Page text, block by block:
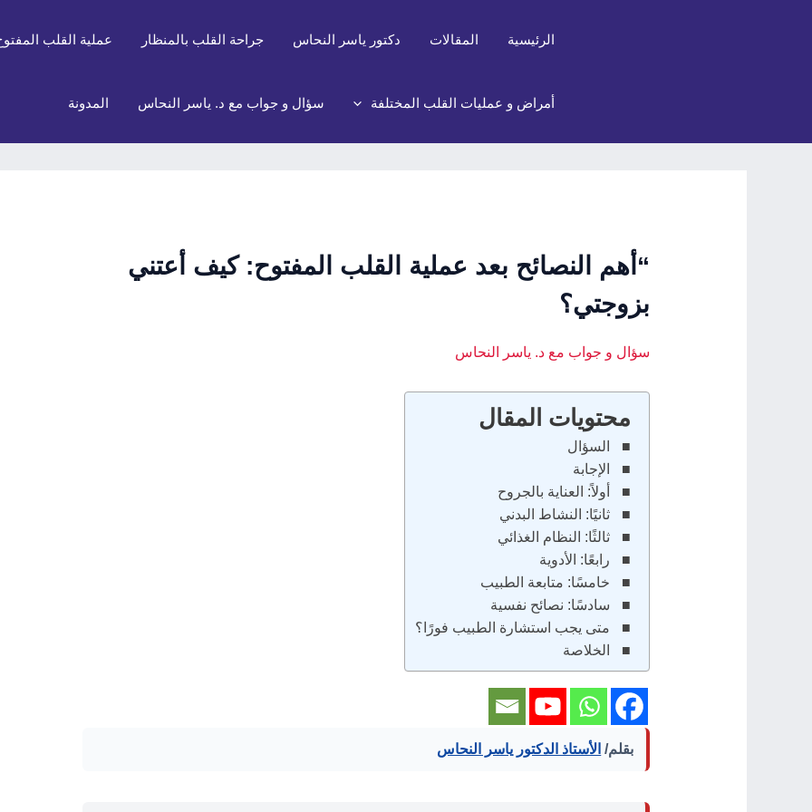
الرئيسية المقالات دكتور ياسر النحاس جراحة القلب بالمنظار عملية القلب
أمراض و عمليات القلب المختلفة سؤال و جواب مع د. ياسر النحاس المدونة
“أهم النصائح بعد عملية القلب المفتوح: كيف أعتني
بزوجتي؟
سؤال و جواب مع د. ياسر النحاس
محتويات المقال
السؤال
الإجابة
أولاً: العناية بالجروح
ثانيًا: النشاط البدني
ثالثًا: النظام الغذائي
رابعًا: الأدوية
خامسًا: متابعة الطبيب
سادسًا: نصائح نفسية
متى يجب استشارة الطبيب فورًا؟
الخلاصة
بقلم/ الأستاذ الدكتور ياسر النحاس